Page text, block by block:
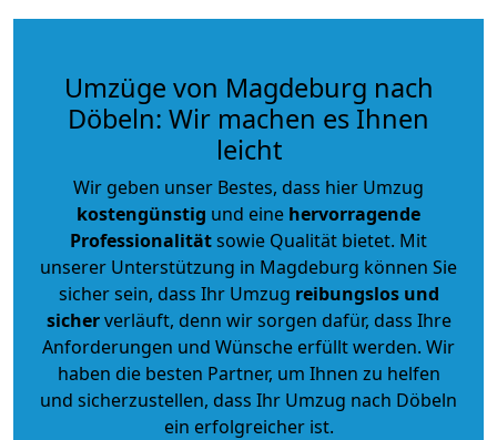
Umzüge von Magdeburg nach
Döbeln: Wir machen es Ihnen
leicht
Wir geben unser Bestes, dass hier Umzug
kostengünstig und eine hervorragende
Professionalitätsowie Qualität bietet. Mit
unserer Unterstützung in Magdeburg können Sie
sicher sein, dass Ihr Umzug reibungslos und
sicherverläuft, denn wir sorgen dafür, dass Ihre
Anforderungen und Wünsche erfüllt werden. Wir
haben die besten Partner, um Ihnen zu helfen
und sicherzustellen, dass Ihr Umzug nach Döbeln
ein erfolgreicher ist.